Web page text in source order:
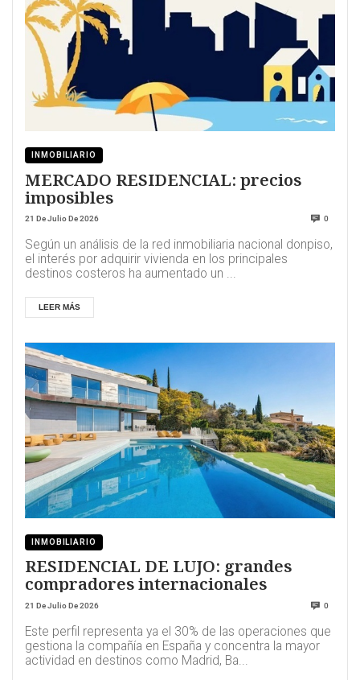
INMOBILIARIO
MERCADO RESIDENCIAL: precios
imposibles
21 De Julio De 2026 0
Según un análisis de la red inmobiliaria nacional donpiso,
el interés por adquirir vivienda en los principales
destinos costeros ha aumentado un ...
LEER MÁS
INMOBILIARIO
RESIDENCIAL DE LUJO: grandes
compradores internacionales
21 De Julio De 2026 0
Este perfil representa ya el 30% de las operaciones que
gestiona la compañía en España y concentra la mayor
actividad en destinos como Madrid, Ba...